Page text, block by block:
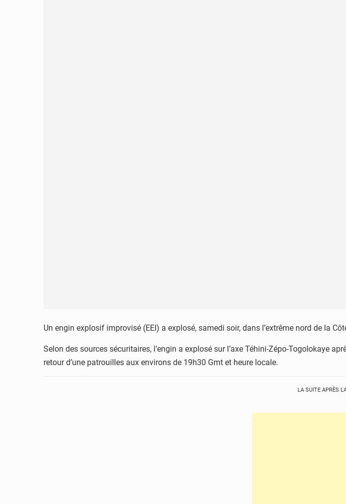
Un engin explosif improvisé (EEI) a explosé, samedi soir, dans l’extrême nord de la
Selon des sources sécuritaires, l’engin a explosé sur l’axe Téhini-Zépo-Togolokaye
retour d’une patrouilles aux environs de 19h30 Gmt et heure locale.
LA SUITE APRÈS